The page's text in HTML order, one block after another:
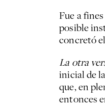
Fue a
posible
concretó
La otra
inicial de
que, en
entonces